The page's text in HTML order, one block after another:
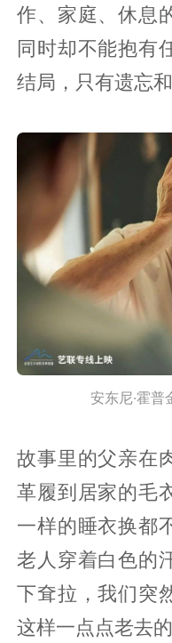
作、家庭、休息
同时却不能抱有
结局，只有遗忘和
安东尼·霍
故事里的父亲在
革履到居家的毛
一样的睡衣换都
老人穿着白色的
下耷拉，我们突
这样一点点老去的